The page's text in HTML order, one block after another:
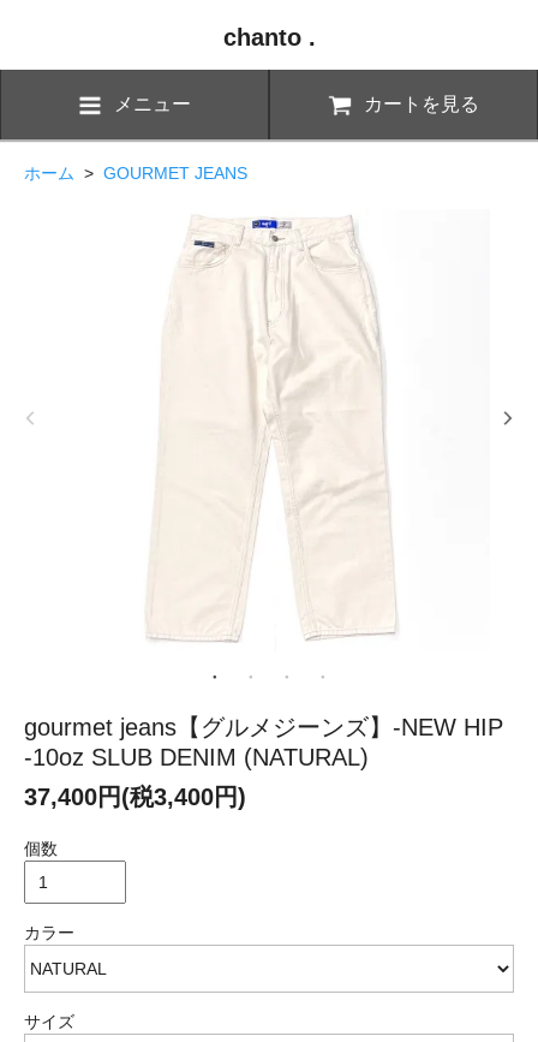
chanto .
メニュー カートを見る
ホーム > GOURMET JEANS
gourmet jeans【グルメジーンズ】-NEW HIP
-10oz SLUB DENIM (NATURAL)
37,400円(税3,400円)
個数
カラー
サイズ